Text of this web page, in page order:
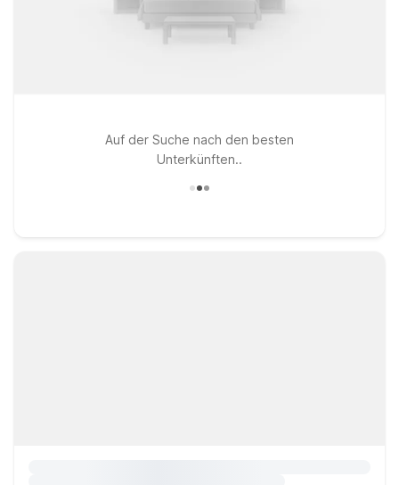
Auf der Suche nach den besten
Unterkünften..